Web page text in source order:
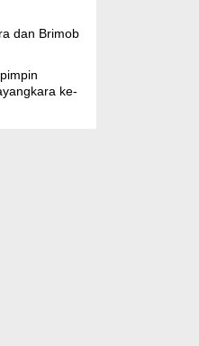
dan Brimob
ke-